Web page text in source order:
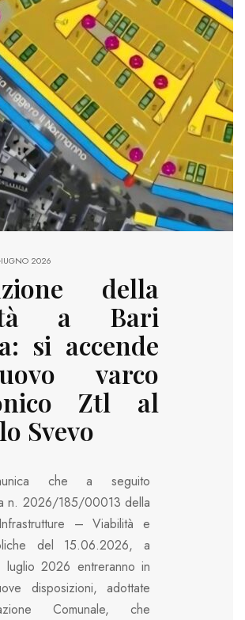
2026
della
a Bari
si accende
varco
Ztl al
Svevo
che a seguito
n. 2026/185/00013 della
– Viabilità e
del 15.06.2026, a
luglio 2026 entreranno in
disposizioni, adottate
Comunale, che